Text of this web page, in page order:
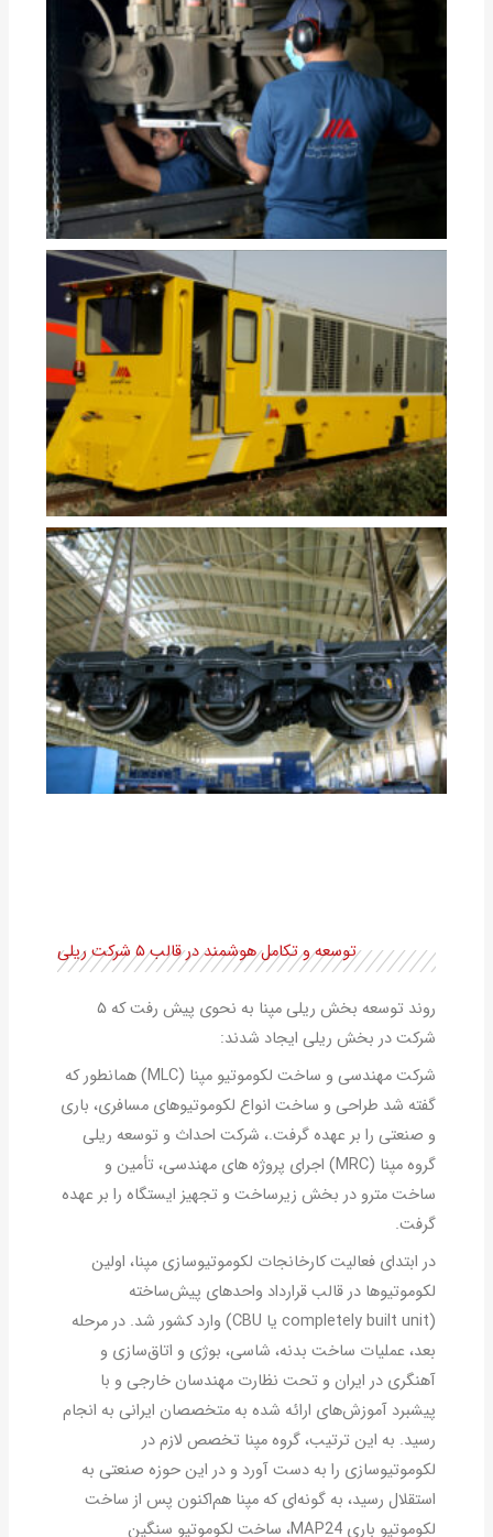
توسعه و تکامل هوشمند در قالب ۵ شرکت ریلی
روند توسعه بخش ریلی مپنا به نحوی پیش رفت که ۵
شرکت در بخش ریلی ایجاد شدند:
شرکت مهندسی و ساخت لکوموتیو مپنا (MLC) همانطور که
گفته شد طراحی و ساخت انواع لکوموتیوهای مسافری، باری
و صنعتی را بر عهده گرفت.، شرکت احداث و توسعه ریلی
گروه مپنا (MRC) اجرای پروژه های مهندسی، تأمین و
ساخت مترو در بخش زیرساخت و تجهیز ایستگاه را بر عهده
گرفت.
در ابتدای فعالیت کارخانجات لکوموتیوسازی مپنا، اولین
لکوموتیوها در قالب قرارداد واحدهای پیش‌ساخته
(completely built unit یا CBU) وارد کشور شد. در مرحله
بعد، عملیات ساخت بدنه، شاسی، بوژی و اتاق‌سازی و
آهنگری در ایران و تحت نظارت مهندسان خارجی و با
پیشبرد آموزش‌های ارائه ‌شده به متخصصان ایرانی به انجام
رسید. به این ترتیب، گروه مپنا تخصص لازم در
لکوموتیوسازی را به دست آورد و در این حوزه صنعتی به
استقلال رسید، به گونه‌ای که مپنا هم‌اکنون پس از ساخت
لکوموتیو باری MAP24، ساخت لکوموتیو سنگین